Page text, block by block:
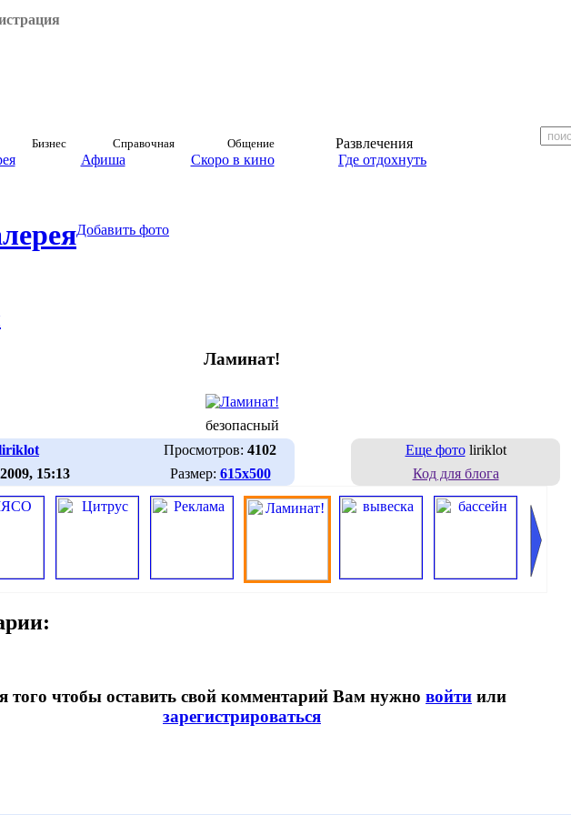
Бизнес Справочная Общение
Развлечения
Афиша Скоро в кино Где отдохнуть
Добавить фото
Ламинат!
безопасный
Просмотров: 4102
15:13 Размер: 615х500
Еще фотоliriklot
Код для блога
того чтобы оставить свой комментарий Вам нужно войти или
зарегистрироваться